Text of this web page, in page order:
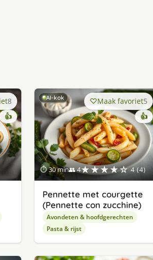
8
👍
AI-kok
⏱ 30 min👥 4★★★★☆ 4 (4)
Maak favoriet5
👍
Pennette met courgette
(Pennette con zucchine)
Avondeten & hoofdgerechten
Pasta & rijst